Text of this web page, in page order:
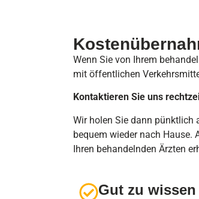
Wenn Sie von Ihrem
mit öffentlichen
Kontaktieren Sie uns
Wir holen Sie dann pünktlich
bequem wieder nach
Ihren behandelnden Ärzten
Gut zu wissen